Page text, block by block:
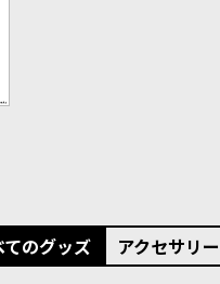
てのグッズ アクセサリー